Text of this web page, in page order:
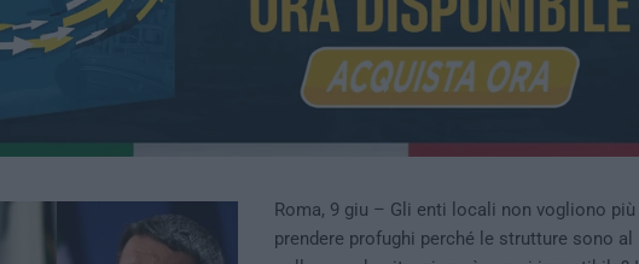
Roma, 9 giu – Gli enti locali non vogliono più
prendere profughi perché le strutture sono al